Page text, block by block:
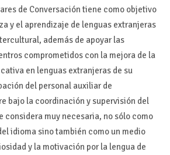
de Conversación tiene como objetivo
y el aprendizaje de lenguas extranjeras
además de apoyar las
comprometidos con la mejora de la
en lenguas extranjeras de su
del personal auxiliar de
bajo la coordinación y supervisión del
considera muy necesaria, no sólo como
idioma sino también como un medio
y la motivación por la lengua de